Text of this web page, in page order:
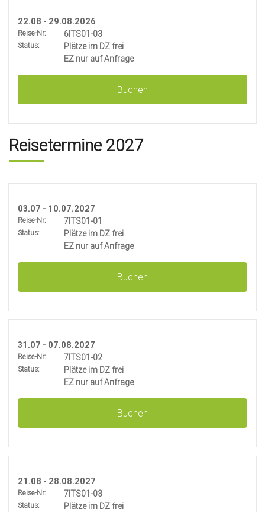
22.08 - 29.08.2026
Reise-Nr: 6ITS01-03
Status:
Plätze im DZ frei
EZ nur auf Anfrage
Buchen
Reisetermine 2027
03.07 - 10.07.2027
Reise-Nr: 7ITS01-01
Status:
Plätze im DZ frei
EZ nur auf Anfrage
Buchen
31.07 - 07.08.2027
Reise-Nr: 7ITS01-02
Status:
Plätze im DZ frei
EZ nur auf Anfrage
Buchen
21.08 - 28.08.2027
Reise-Nr: 7ITS01-03
Status:
Plätze im DZ frei